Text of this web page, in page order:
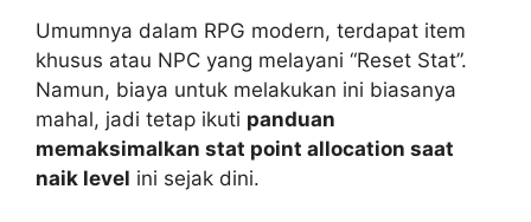
Umumnya dalam RPG modern, terdapat item
khusus atau NPC yang melayani “Reset Stat”.
Namun, biaya untuk melakukan ini biasanya
mahal, jadi tetap ikuti panduan
memaksimalkan stat point allocation saat
naik level ini sejak dini.